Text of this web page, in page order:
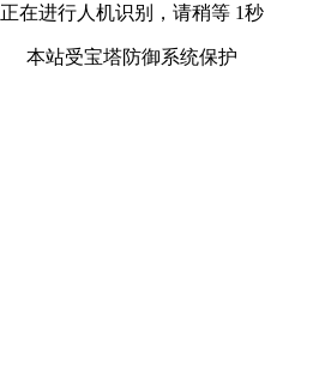
正在进行人机识别，请稍等 1秒
本站受宝塔防御系统保护